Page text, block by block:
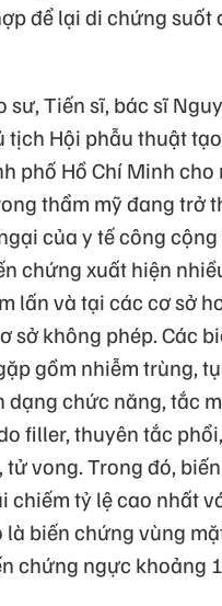
để lại di chứng suốt
sư, Tiến sĩ, bác sĩ
tịch Hội phẫu thuật
phố Hồ Chí Minh cho
thẩm mỹ đang trở
của y tế công
chứng xuất hiện
lấn và tại các cơ sở
sở không phép. Các
gồm nhiễm trùng,
dạng chức năng, tắc
filler, thuyên tắc
tử vong. Trong đó,
chiếm tỷ lệ cao nhất
là biến chứng vùng
chứng ngực khoảng